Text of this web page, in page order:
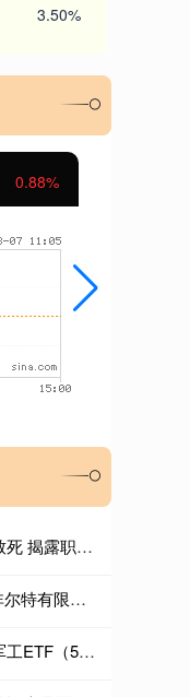
3.50%
0.03%
股查查 李在明怒斥女消防员被强迫陪酒致死 揭露职场霸凌真相
集采优配 起死回生：FILCO键盘生产方非尔特有限公司接手品牌运营
信弘优配 六连涨后首度回调！华宝基金军工ETF（512810）跌1%，商业航天短线降温，后市催化仍多！板块业绩触底回升